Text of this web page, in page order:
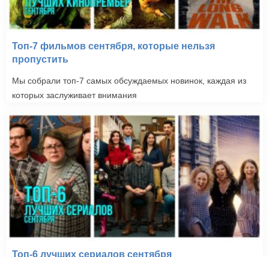
Топ-7 фильмов сентября, которые нельзя
пропустить
Мы собрали топ-7 самых обсуждаемых новинок, каждая из
которых заслуживает внимания
Топ-6 лучших сериалов сентября